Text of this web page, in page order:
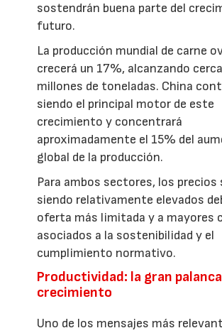
sostendrán buena parte del
futuro.
La producción mundial de carne
crecerá un 17%, alcanzando
millones de toneladas. China
siendo el principal motor de este
crecimiento y concentrará
aproximadamente el 15% del
global de la producción.
Para ambos sectores, los precios
siendo relativamente elevados
oferta más limitada y a mayores
asociados a la sostenibilidad y el
cumplimiento normativo.
Productividad: la gran
crecimiento
Uno de los mensajes más